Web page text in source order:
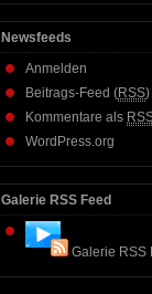
Newsfeeds
Anmelden
Beitrags-Feed (RSS)
Kommentare als
WordPress.org
Galerie RSS Feed
Galerie RSS